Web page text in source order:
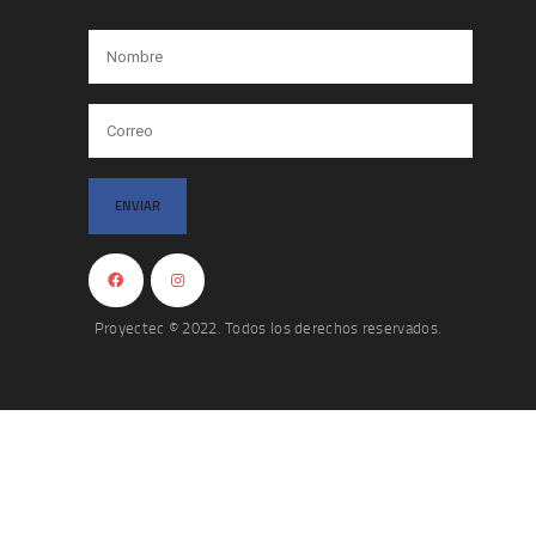
Proyectec © 2022. Todos los derechos reservados.